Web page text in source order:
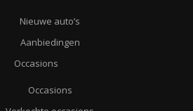
Nieuwe auto’s
Aanbiedingen
Occasions
Occasions